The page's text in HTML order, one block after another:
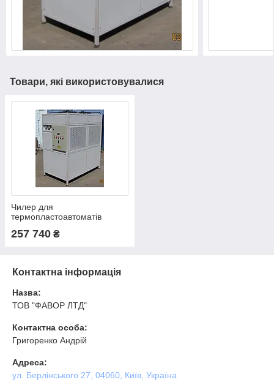
Товари, які використовувалися
Чилер для
термопластоавтоматів
257 740 ₴
Контактна інформація
Назва:
ТОВ "ФАВОР ЛТД"
Контактна особа:
Григоренко Андрій
Адреса:
ул. Берлінського 27, 04060, Київ, Україна